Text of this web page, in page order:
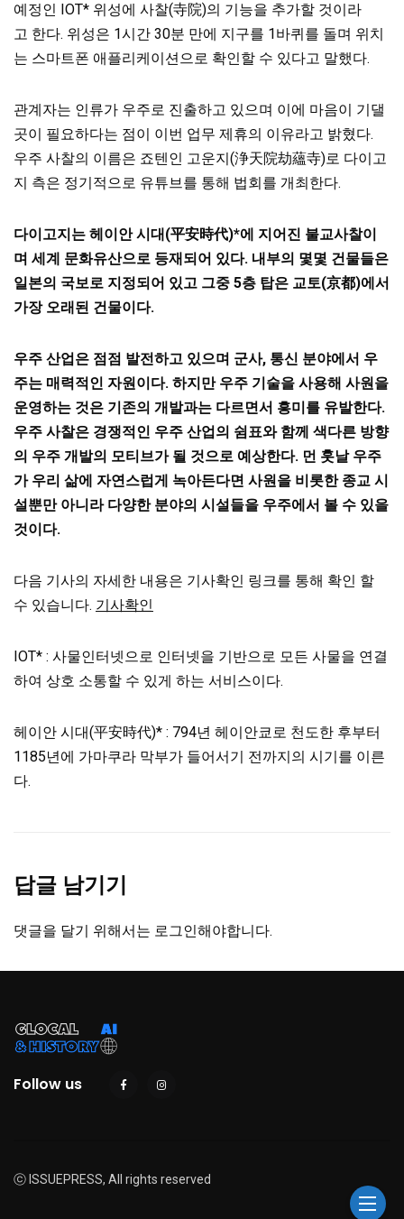
예정인 IOT* 위성에 사찰(寺院)의 기능을 추가할 것이라
고 한다. 위성은 1시간 30분 만에 지구를 1바퀴를 돌며 위치
는 스마트폰 애플리케이션으로 확인할 수 있다고 말했다.
관계자는 인류가 우주로 진출하고 있으며 이에 마음이 기댈
곳이 필요하다는 점이 이번 업무 제휴의 이유라고 밝혔다.
우주 사찰의 이름은 죠텐인 고운지(浄天院劫蘊寺)로 다이고
지 측은 정기적으로 유튜브를 통해 법회를 개최한다.
다이고지는 헤이안 시대(平安時代)*에 지어진 불교사찰이
며 세계 문화유산으로 등재되어 있다. 내부의 몇몇 건물들은
일본의 국보로 지정되어 있고 그중 5층 탑은 교토(京都)에서
가장 오래된 건물이다.
우주 산업은 점점 발전하고 있으며 군사, 통신 분야에서 우
주는 매력적인 자원이다. 하지만 우주 기술을 사용해 사원을
운영하는 것은 기존의 개발과는 다르면서 흥미를 유발한다.
우주 사찰은 경쟁적인 우주 산업의 쉼표와 함께 색다른 방향
의 우주 개발의 모티브가 될 것으로 예상한다. 먼 훗날 우주
가 우리 삶에 자연스럽게 녹아든다면 사원을 비롯한 종교 시
설뿐만 아니라 다양한 분야의 시설들을 우주에서 볼 수 있을
것이다.
다음 기사의 자세한 내용은 기사확인 링크를 통해 확인 할
수 있습니다. 기사확인
IOT* : 사물인터넷으로 인터넷을 기반으로 모든 사물을 연결
하여 상호 소통할 수 있게 하는 서비스이다.
헤이안 시대(平安時代)* : 794년 헤이안쿄로 천도한 후부터
1185년에 가마쿠라 막부가 들어서기 전까지의 시기를 이른
다.
답글 남기기
댓글을 달기 위해서는 로그인해야합니다.
Follow us
ⓒ ISSUEPRESS, All rights reserved